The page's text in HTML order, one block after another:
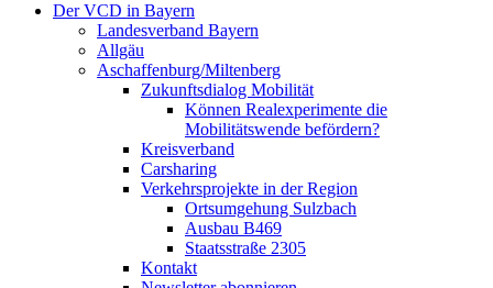
Der VCD in Bayern
Landesverband Bayern
Allgäu
Aschaffenburg/Miltenberg
Zukunftsdialog Mobilität
Können Realexperimente die
Mobilitätswende befördern?
Kreisverband
Carsharing
Verkehrsprojekte in der Region
Ortsumgehung Sulzbach
Ausbau B469
Staatsstraße 2305
Kontakt